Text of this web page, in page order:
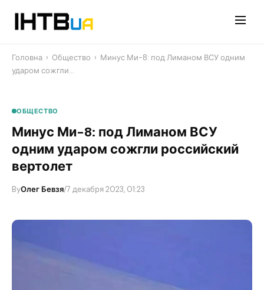
Головна › Общество › ​Минус Ми-8: под Лиманом ВСУ одним
ударом сожгли…
ОБЩЕСТВО
​Минус Ми-8: под Лиманом ВСУ
одним ударом сожгли российский
вертолет
ByОлег Бевзя/7 декабря 2023, 01:23